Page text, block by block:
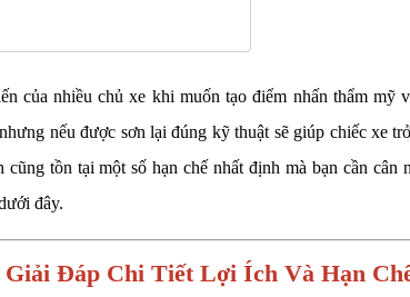
của nhiều chủ xe khi muốn tạo điểm nhấn thẩm mỹ
nếu được sơn lại đúng kỹ thuật sẽ giúp chiếc xe
tồn tại một số hạn chế nhất định mà bạn cần cân
đây.
Giải Đáp Chi Tiết Lợi Ích Và Hạn